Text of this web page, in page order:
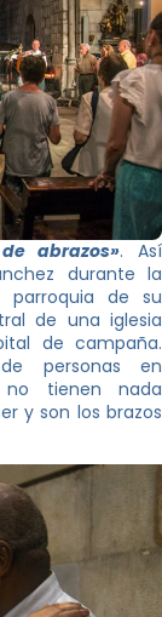
abrazos». Así
durante la
de su
de una iglesia
de campaña.
personas en
no tienen nada
y son los brazos